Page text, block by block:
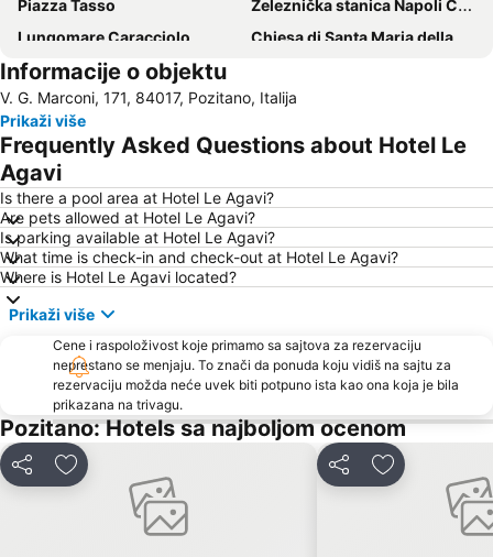
Piazza Tasso
Železnička stanica Napoli Centrale
Lungomare Caracciolo
Chiesa di Santa Maria della Verità
Ischia Ponte
Zona Industriale
Via Toledo
Porto di Ischia
Informacije o objektu
V. G. Marconi, 171, 84017, Pozitano, Italija
Prikaži više
Frequently Asked Questions about Hotel Le
Agavi
Is there a pool area at Hotel Le Agavi?
Are pets allowed at Hotel Le Agavi?
Is parking available at Hotel Le Agavi?
What time is check-in and check-out at Hotel Le Agavi?
Where is Hotel Le Agavi located?
Prikaži više
Cene i raspoloživost koje primamo sa sajtova za rezervaciju
neprestano se menjaju. To znači da ponuda koju vidiš na sajtu za
rezervaciju možda neće uvek biti potpuno ista kao ona koja je bila
prikazana na trivagu.
Pozitano: Hotels sa najboljom ocenom
Deli Dodati u favorite Deli Dodati u